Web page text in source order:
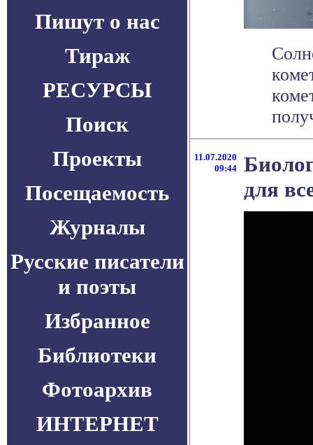
Пишут о нас
Тираж
РЕСУРСЫ
Поиск
Проекты
Посещаемость
Журналы
Русские писатели
и поэты
Избранное
Библиотеки
Фотоархив
ИНТЕРНЕТ
11.07.2020
09:44
для